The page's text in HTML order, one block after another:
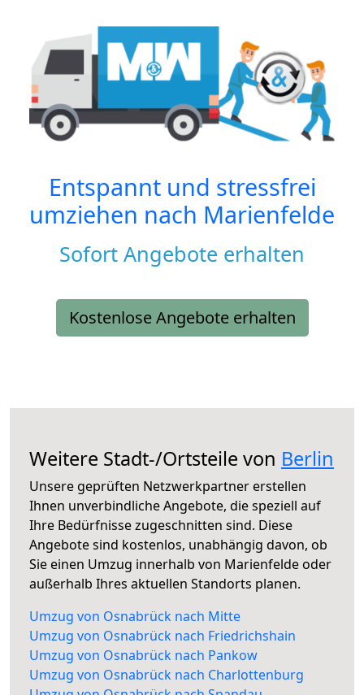
Entspannt und stressfrei
umziehen nach Marienfelde
Sofort Angebote erhalten
Kostenlose Angebote erhalten
Weitere Stadt-/Ortsteile von Berlin
Unsere geprüften Netzwerkpartner erstellen
Ihnen unverbindliche Angebote, die speziell auf
Ihre Bedürfnisse zugeschnitten sind. Diese
Angebote sind kostenlos, unabhängig davon, ob
Sie einen Umzug innerhalb von Marienfelde oder
außerhalb Ihres aktuellen Standorts planen.
Umzug von Osnabrück nach Mitte
Umzug von Osnabrück nach Friedrichshain
Umzug von Osnabrück nach Pankow
Umzug von Osnabrück nach Charlottenburg